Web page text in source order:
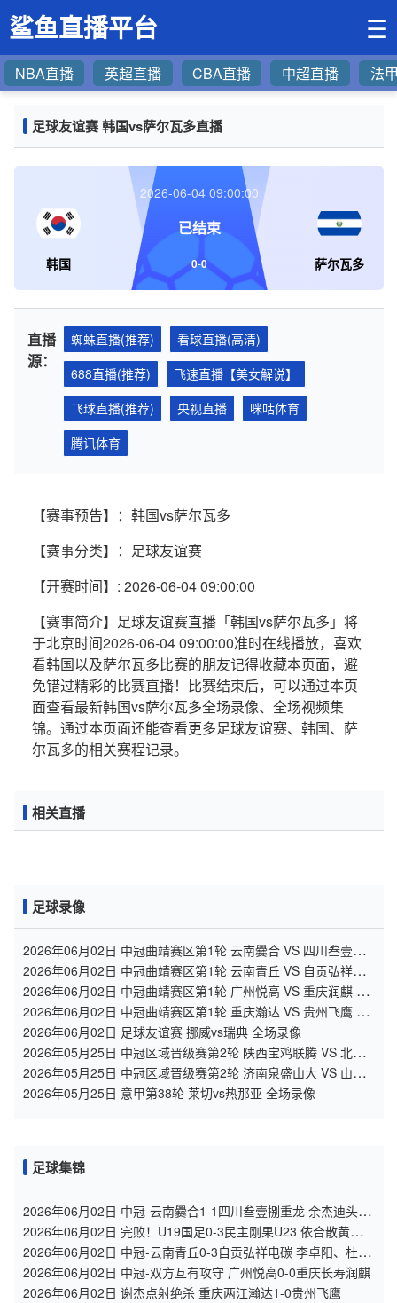
鲨鱼直播平台 ☰
NBA直播 英超直播 CBA直播 中超直播 法
足球友谊赛 韩国vs萨尔瓦多直播
韩国 萨尔瓦多
2026-06-04 09:00:00
已结束
0-0
直播
源：
蜘蛛直播(推荐)
看球直播(高清)
688直播(推荐)
飞速直播【美女解说】
飞球直播(推荐)
央视直播
咪咕体育
腾讯体育
【赛事预告】：韩国vs萨尔瓦多
【赛事分类】：足球友谊赛
【开赛时间】: 2026-06-04 09:00:00
【赛事简介】足球友谊赛直播「韩国vs萨尔瓦多」将
于北京时间2026-06-04 09:00:00准时在线播放，喜欢
看韩国以及萨尔瓦多比赛的朋友记得收藏本页面，避
免错过精彩的比赛直播！比赛结束后，可以通过本页
面查看最新韩国vs萨尔瓦多全场录像、全场视频集
锦。通过本页面还能查看更多足球友谊赛、韩国、萨
尔瓦多的相关赛程记录。
相关直播
足球录像
2026年06月02日 中冠曲靖赛区第1轮 云南爨合 VS 四川叁壹捌
重龙 全场录像
2026年06月02日 中冠曲靖赛区第1轮 云南青丘 VS 自贡弘祥电
碳 全场录像
2026年06月02日 中冠曲靖赛区第1轮 广州悦高 VS 重庆润麒 全
场录像
2026年06月02日 中冠曲靖赛区第1轮 重庆瀚达 VS 贵州飞鹰 全
场录像
2026年06月02日 足球友谊赛 挪威vs瑞典 全场录像
2026年05月25日 中冠区域晋级赛第2轮 陕西宝鸡联腾 VS 北京
灵动星空 全场录像
2026年05月25日 中冠区域晋级赛第2轮 济南泉盛山大 VS 山东
球探 全场录像
2026年05月25日 意甲第38轮 莱切vs热那亚 全场录像
足球集锦
2026年06月02日 中冠-云南爨合1-1四川叁壹捌重龙 余杰迪头球
绝平
2026年06月02日 完败！U19国足0-3民主刚果U23 依合散黄油手
U19国足0射门0角球
2026年06月02日 中冠-云南青丘0-3自贡弘祥电碳 李卓阳、杜威
薇破门
2026年06月02日 中冠-双方互有攻守 广州悦高0-0重庆长寿润麒
2026年06月02日 谢杰点射绝杀 重庆两江瀚达1-0贵州飞鹰